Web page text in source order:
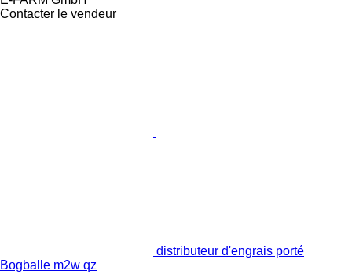
Contacter le vendeur
distributeur d'engrais porté
Bogballe m2w qz